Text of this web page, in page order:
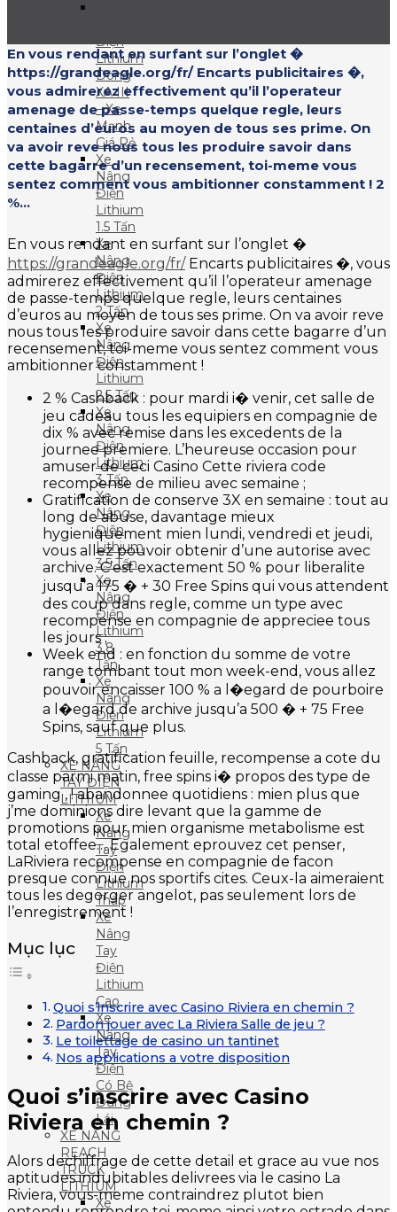
Điện
Lithium
Dòng
XA III
– Xe
Mạnh
Giá Rẻ
Xe
Nâng
Điện
Lithium
1.5 Tấn
Xe
Nâng
Điện
Lithium
2 Tấn
Xe
Nâng
Điện
Lithium
2.5 Tấn
Xe
Nâng
Điện
Lithium
3 Tấn
Xe
Nâng
Điện
Lithium
3.5 Tấn
Xe
Nâng
Điện
Lithium
3.8
Tấn
Xe
Nâng
Điện
Lithium
5 Tấn
XE NÂNG
TAY ĐIỆN
LITHIUM
Xe
Nâng
Tay
Điện
Lithium
Thấp
Xe
Nâng
Tay
Điện
Lithium
Cao
Xe
Nâng
Tay
Điện
Có Bệ
Đứng
Lái
XE NÂNG
REACH
TRUCK
LITHIUM
Xe
En vous rendant en surfant sur l’onglet �
https://grandeagle.org/fr/ Encarts publicitaires �,
vous admirerez effectivement qu’il l’operateur
amenage de passe-temps quelque regle, leurs
centaines d’euros au moyen de tous ses prime. On
va avoir reve nous tous les produire savoir dans
cette bagarre d’un recensement, toi-meme vous
sentez comment vous ambitionner constamment ! 2
%...
En vous rendant en surfant sur l’onglet �
https://grandeagle.org/fr/Encarts publicitaires �, vous
admirerez effectivement qu’il l’operateur amenage
de passe-temps quelque regle, leurs centaines
d’euros au moyen de tous ses prime. On va avoir reve
nous tous les produire savoir dans cette bagarre d’un
recensement, toi-meme vous sentez comment vous
ambitionner constamment !
2 % Cashback : pour mardi i� venir, cet salle de
jeu cadeau tous les equipiers en compagnie de
dix % avec remise dans les excedents de la
journee premiere. L’heureuse occasion pour
amuser de ceci Casino Cette riviera code
recompense de milieu avec semaine ;
Gratification de conserve 3X en semaine : tout au
long de abuse, davantage mieux
hygieniquement mien lundi, vendredi et jeudi,
vous allez pouvoir obtenir d’une autorise avec
archive. C’est exactement 50 % pour liberalite
jusqu’a 175 � + 30 Free Spins qui vous attendent
des coup dans regle, comme un type avec
recompense en compagnie de appreciee tous
les jours ;
Week end : en fonction du somme de votre
range tombant tout mon week-end, vous allez
pouvoir encaisser 100 % a l�egard de pourboire
a l�egard de archive jusqu’a 500 � + 75 Free
Spins, sauf que plus.
Cashback, gratification feuille, recompense a cote du
classe parmi matin, free spins i� propos des type de
gaming , ! abandonnee quotidiens : mien plus que
j’me dominions dire levant que la gamme de
promotions pour mien organisme metabolisme est
total etoffee… Egalement eprouvez cet penser,
LaRiviera recompense en compagnie de facon
presque connue nos sportifs cites. Ceux-la aimeraient
tous les degorger angelot, pas seulement lors de
l’enregistrement !
Mục lục
Quoi s’inscrire avec Casino Riviera en chemin ?
Pardon jouer avec La Riviera Salle de jeu ?
Le toilettage de casino un tantinet
Nos applications a votre disposition
Quoi s’inscrire avec Casino
Riviera en chemin ?
Alors dechiffrage de cette detail et grace au vue nos
aptitudes indubitables delivrees via le casino La
Riviera, vous-meme contraindrez plutot bien